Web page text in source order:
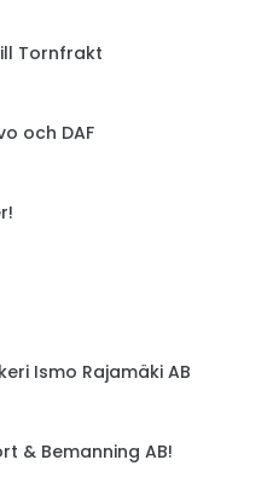
Tornfrakt
och DAF
Ismo Rajamäki AB
& Bemanning AB!